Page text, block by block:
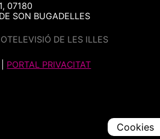
07180
SON BUGADELLES
DE LES ILLES
PORTAL PRIVACITAT
Cookies